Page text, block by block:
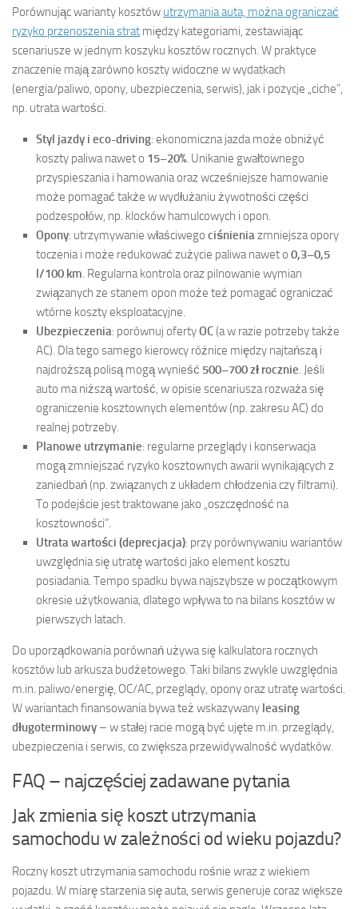
Porównując warianty kosztów utrzymania auta, można ograniczać
ryzyko przenoszenia strat między kategoriami, zestawiając
scenariusze w jednym koszyku kosztów rocznych. W praktyce
znaczenie mają zarówno koszty widoczne w wydatkach
(energia/paliwo, opony, ubezpieczenia, serwis), jak i pozycje „ciche”,
np. utrata wartości.
Styl jazdy i eco-driving: ekonomiczna jazda może obniżyć
koszty paliwa nawet o 15–20%. Unikanie gwałtownego
przyspieszania i hamowania oraz wcześniejsze hamowanie
może pomagać także w wydłużaniu żywotności części
podzespołów, np. klocków hamulcowych i opon.
Opony: utrzymywanie właściwego ciśnieniazmniejsza opory
toczenia i może redukować zużycie paliwa nawet o 0,3–0,5
l/100 km. Regularna kontrola oraz pilnowanie wymian
związanych ze stanem opon może też pomagać ograniczać
wtórne koszty eksploatacyjne.
Ubezpieczenia: porównuj ofertyOC(a w razie potrzeby także
AC). Dla tego samego kierowcy różnice między najtańszą i
najdroższą polisą mogą wynieść 500–700 zł rocznie. Jeśli
auto ma niższą wartość, w opisie scenariusza rozważa się
ograniczenie kosztownych elementów (np. zakresu AC) do
realnej potrzeby.
Planowe utrzymanie: regularne przeglądy i konserwacja
mogą zmniejszać ryzyko kosztownych awarii wynikających z
zaniedbań (np. związanych z układem chłodzenia czy filtrami).
To podejście jest traktowane jako „oszczędność na
kosztowności”.
Utrata wartości (deprecjacja): przy porównywaniu wariantów
uwzględnia się utratę wartości jako element kosztu
posiadania. Tempo spadku bywa najszybsze w początkowym
okresie użytkowania, dlatego wpływa to na bilans kosztów w
pierwszych latach.
Do uporządkowania porównań używa się kalkulatora rocznych
kosztów lub arkusza budżetowego. Taki bilans zwykle uwzględnia
m.in. paliwo/energię, OC/AC, przeglądy, opony oraz utratę wartości.
W wariantach finansowania bywa też wskazywany leasing
długoterminowy – w stałej racie mogą być ujęte m.in. przeglądy,
ubezpieczenia i serwis, co zwiększa przewidywalność wydatków.
FAQ – najczęściej zadawane pytania
Jak zmienia się koszt utrzymania
samochodu w zależności od wieku pojazdu?
Roczny koszt utrzymania samochodu rośnie wraz z wiekiem
pojazdu. W miarę starzenia się auta, serwis generuje coraz większe